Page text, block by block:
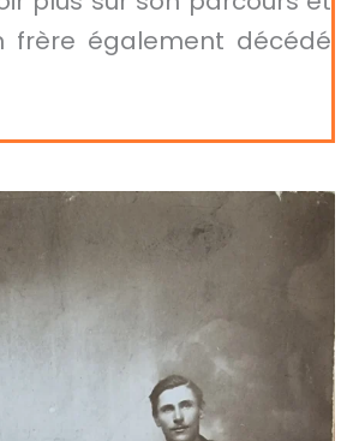
frère également décédé